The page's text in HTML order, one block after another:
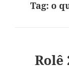
Tag:o